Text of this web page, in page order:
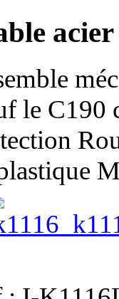
le C190